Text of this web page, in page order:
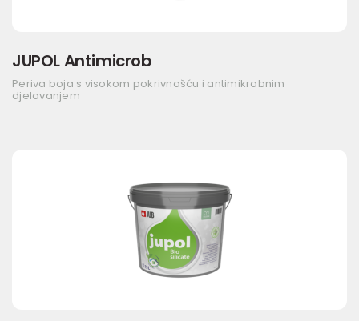
JUPOL Antimicrob
Periva boja s visokom pokrivnošću i antimikrobnim
djelovanjem